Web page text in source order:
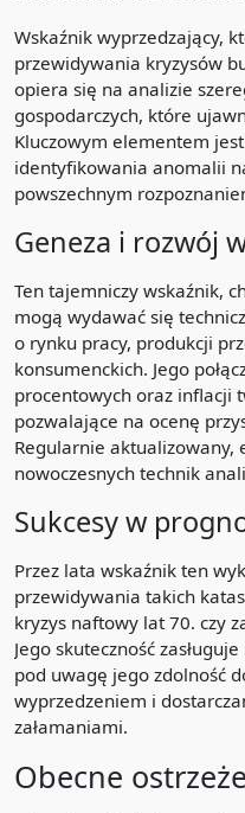
Wskaźnik wyprzedzający,
przewidywania kryzysów
opiera się na analizie
gospodarczych, które
Kluczowym elementem
identyfikowania anomalii
powszechnym
Geneza i rozwój
Ten tajemniczy wskaźnik,
mogą wydawać się
o rynku pracy, produkcji
konsumenckich. Jego
procentowych oraz inflacji
pozwalające na ocenę
Regularnie aktualizowany,
nowoczesnych technik
Sukcesy w
Przez lata wskaźnik ten
przewidywania takich
kryzys naftowy lat 70. czy
Jego skuteczność
pod uwagę jego zdolność
wyprzedzeniem i
załamaniami.
Obecne